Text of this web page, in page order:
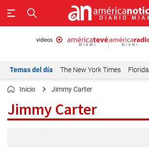
Temas del día The New York Times Florida
Inicio Jimmy Carter
Jimmy Carter